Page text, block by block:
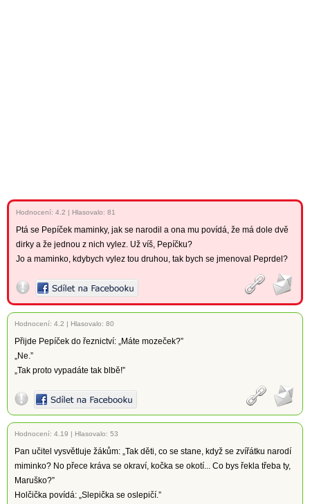
Hodnocení: 4.2 | Hlasovalo: 81
Ptá se Pepíček maminky, jak se narodil a ona mu povídá, že má dole dvě
dirky a že jednou z nich vylez. Už víš, Pepíčku?
Jo a maminko, kdybych vylez tou druhou, tak bych se jmenoval Peprdel?
Hodnocení: 4.2 | Hlasovalo: 80
Přijde Pepíček do řeznictví: „Máte mozeček?”
„Ne.”
„Tak proto vypadáte tak blbě!”
Hodnocení: 4.19 | Hlasovalo: 53
Pan učitel vysvětluje žákům: „Tak děti, co se stane, když se zvířátku narodí
miminko? No přece kráva se okraví, kočka se okotí... Co bys řekla třeba ty,
Maruško?”
Holčička povídá: „Slepička se oslepičí.”